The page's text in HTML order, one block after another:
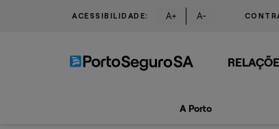
ACESSIBILIDADE: A+ A-
A Porto